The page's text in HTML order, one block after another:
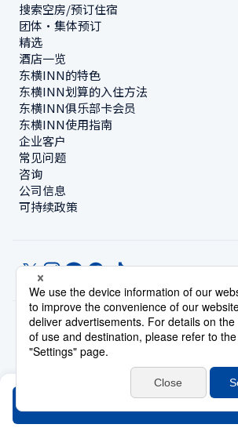
搜索空房/预订住宿
团体・集体预订
精选
酒店一览
东横INN的特色
东横INN划算的入住方法
东横INN俱乐部卡会员
东横INN使用指南
企业客户
常见问题
咨询
公司信息
可持续政策
© Toyoko Inn Co., Ltd.
隐私设置隐私保护政策根据特定商业交易法的标示网站政策
账号使用条款持卡会员条款